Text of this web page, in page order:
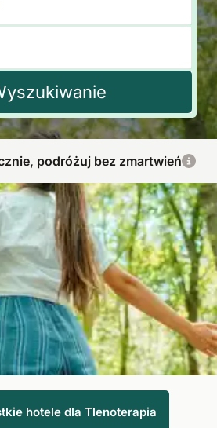
podróżuj bez zmartwień
jakości życia
metoda leczenia osób z
tlenu we krwi. Celem terapii jest
w tlen, co skutkuje
hotele dla Tlenoterapia